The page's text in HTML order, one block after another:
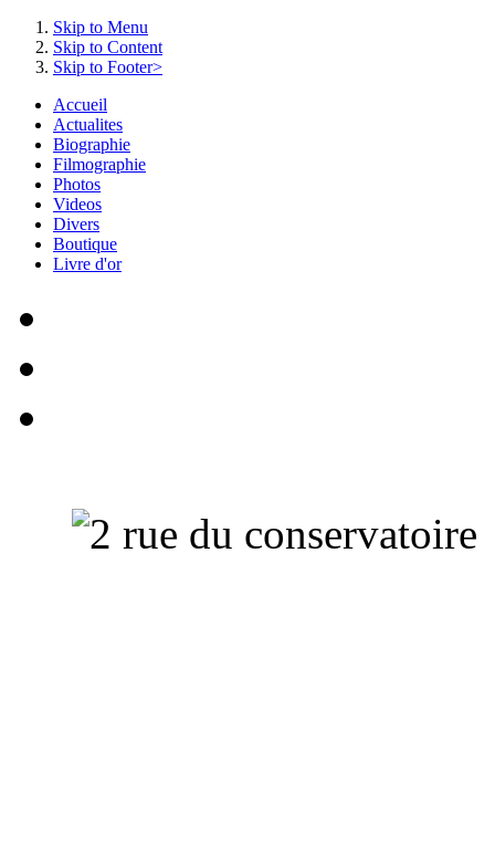
Skip to Menu
Skip to Content
Skip to Footer>
Accueil
Actualites
Biographie
Filmographie
Photos
Videos
Divers
Boutique
Livre d'or